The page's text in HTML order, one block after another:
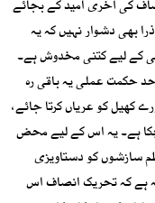
کی آخری امید کے بجائے
بھی دشوار نہیں کہ یہ
کے لیے کتنی مخدوش ہے۔
حکمت عملی یہ باقی رہ
کھیل کو عریاں کرتا جائے،
ہے۔ یہ اس کے لیے محض
سازشوں کو دستاویزی
ہے کہ تحریک انصاف اس